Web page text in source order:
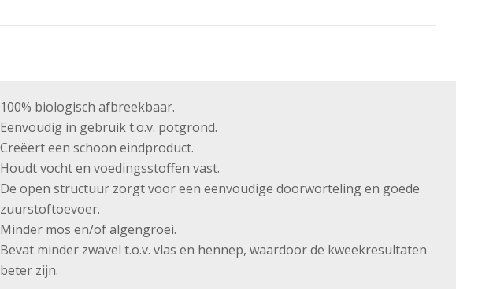
100% biologisch afbreekbaar.
Eenvoudig in gebruik t.o.v. potgrond.
Creëert een schoon eindproduct.
Houdt vocht en voedingsstoffen vast.
De open structuur zorgt voor een eenvoudige doorworteling en goede
zuurstoftoevoer.
Minder mos en/of algengroei.
Bevat minder zwavel t.o.v. vlas en hennep, waardoor de kweekresultaten
beter zijn.